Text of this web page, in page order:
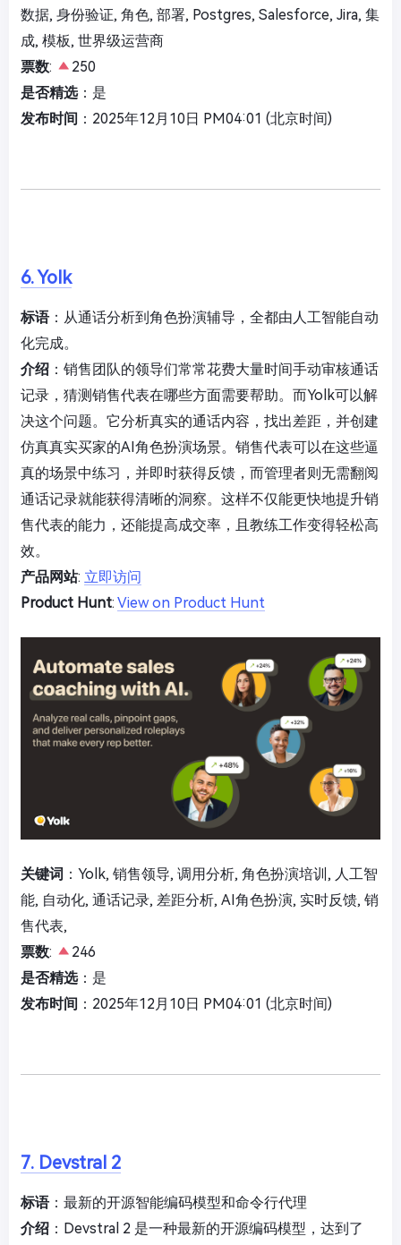
数据, 身份验证, 角色, 部署, Postgres, Salesforce, Jira, 集
成, 模板, 世界级运营商
票数:
250
是否精选：是
发布时间 ：2025年12月10日 PM04:01 (北京时间)
6. Yolk
标语：从通话分析到角色扮演辅导，全都由人工智能自动
化完成。
介绍 ：销售团队的领导们常常花费大量时间手动审核通话
记录，猜测销售代表在哪些方面需要帮助。而Yolk可以解
决这个问题。它分析真实的通话内容，找出差距，并创建
仿真真实买家的AI角色扮演场景。销售代表可以在这些逼
真的场景中练习，并即时获得反馈，而管理者则无需翻阅
通话记录就能获得清晰的洞察。这样不仅能更快地提升销
售代表的能力，还能提高成交率，且教练工作变得轻松高
效。
产品网站: 立即访问
Product Hunt: View on Product Hunt
关键词 ：Yolk, 销售领导, 调用分析, 角色扮演培训, 人工智
能, 自动化, 通话记录, 差距分析, AI角色扮演, 实时反馈, 销
售代表,
票数:
246
是否精选：是
发布时间 ：2025年12月10日 PM04:01 (北京时间)
7. Devstral 2
标语：最新的开源智能编码模型和命令行代理
介绍 ：Devstral 2 是一种最新的开源编码模型，达到了